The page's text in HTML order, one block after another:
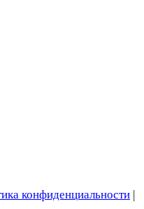
конфиденциальности |